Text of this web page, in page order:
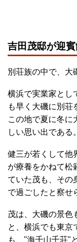
吉田茂邸が迎
別荘族の中で、大
横浜で実業家とし
も早く大磯に別荘
この地で夏に冬に
しい思い出である。
健三が若くして他
が療養をかねて松
ていた茂も、その
で過ごしたと察せ
茂は、大磯の景色
と、横浜でも東京
も、"海千山千荘"